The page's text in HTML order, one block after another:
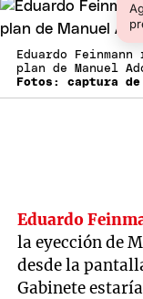
Eduardo
plan de Manuel
Fotos: captura
Eduardo
la eyección de
desde la
Gabinete